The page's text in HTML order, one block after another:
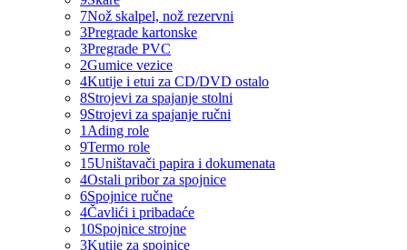
7Nož skalpel, nož rezervni
3Pregrade kartonske
3Pregrade PVC
2Gumice vezice
4Kutije i etui za CD/DVD ostalo
8Strojevi za spajanje stolni
9Strojevi za spajanje ručni
1 Ading role
9Termo role
15Uništavači papira i dokumenata
4Ostali pribor za spojnice
6Spojnice ručne
4Čavlići i pribadaće
10Spojnice strojne
3Kutije za spojnice